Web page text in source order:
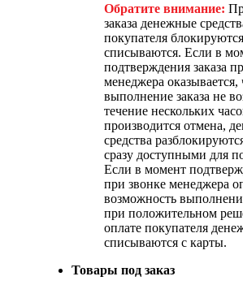
Обратите внимание:
заказа денежные
покупателя
списываются. Если в
подтверждения заказа
менеджера оказывается,
выполнение заказа не
течение нескольких
производится отмена,
средства
сразу доступными для
Если в момент
при звонке менеджера
возможность
при положительном
оплате покупателя
списываются с карты.
Товары под заказ